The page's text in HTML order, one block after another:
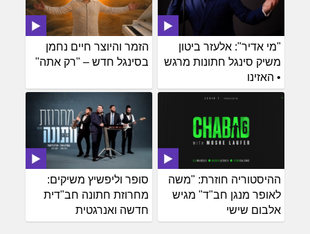
הזמר והיוצר חיים נחמן
בסינגל חדש – "רק אתה"
"מי אדיר": אלעזר ביטון
משיק סינגל חתונות מרגש
• האזינו
סופר וליפשיץ משיקים:
מחרוזת חתונה חב"דית
חדשה ואנרגטית
ההיסטוריה חוזרת: "משה
לאופר מנגן חב"ד" מגיש
אלבום שישי